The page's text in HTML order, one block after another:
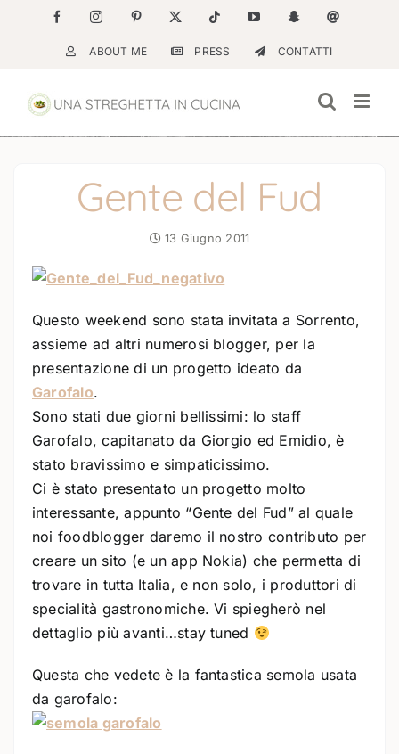
contenuto
FacebookInstagramPinterest Tiktok YouTubeSnapchatEmail
ABOUT ME PRESS CONTATTI
Gente del Fud
13 Giugno 2011
Questo weekend sono stata invitata a Sorrento,
assieme ad altri numerosi blogger, per la
presentazione di un progetto ideato da
Garofalo.
Sono stati due giorni bellissimi: lo staff
Garofalo, capitanato da Giorgio ed Emidio, è
stato bravissimo e simpaticissimo.
Ci è stato presentato un progetto molto
interessante, appunto “Gente del Fud” al quale
noi foodblogger daremo il nostro contributo per
creare un sito (e un app Nokia) che permetta di
trovare in tutta Italia, e non solo, i produttori di
specialità gastronomiche. Vi spiegherò nel
dettaglio più avanti…stay tuned
Questa che vedete è la fantastica semola usata
da garofalo: